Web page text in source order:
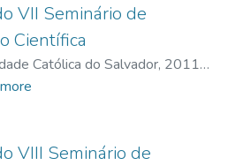
VII Seminário de
Científica
Católica do Salvador, 2011-
Universidade Católica do
VIII Seminário de